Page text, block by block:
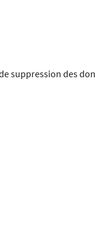
suppression des